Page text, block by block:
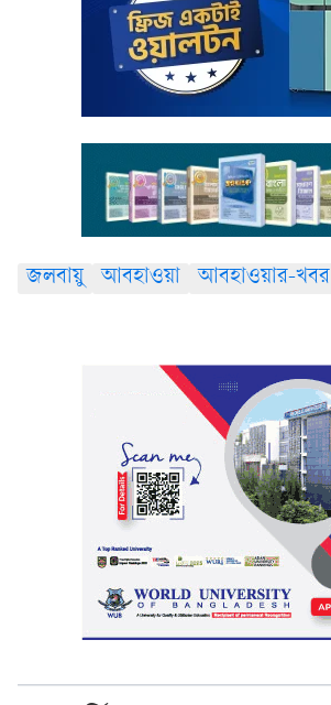
জলবায়ু আবহাওয়া আবহাওয়ার-খবর